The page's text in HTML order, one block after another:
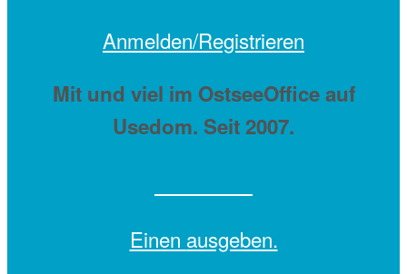
Anmelden/Registrieren
Mit und viel im OstseeOffice auf
Usedom. Seit 2007.
Einen ausgeben.